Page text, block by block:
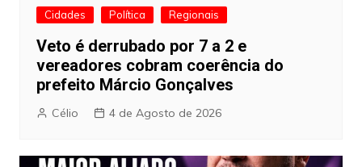
Cidades Política Regionais
Veto é derrubado por 7 a 2 e
vereadores cobram coerência do
prefeito Márcio Gonçalves
Célio 4 de Agosto de 2026